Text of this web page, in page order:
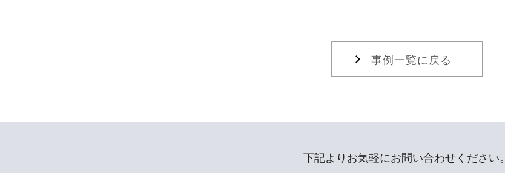
事例一覧に戻る
下記よりお気軽にお問い合わせください。